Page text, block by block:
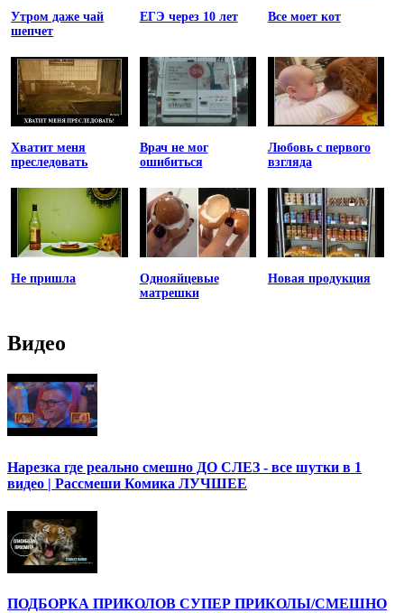
Утром даже чай
шепчет
ЕГЭ через 10 лет Все моет кот
Хватит меня
преследовать
Врач не мог
ошибиться
Любовь с первого
взгляда
Не пришла
Однояйцевые
матрешки
Новая продукция
Видео
Нарезка где реально смешно ДО СЛЕЗ - все шутки в 1
видео | Рассмеши Комика ЛУЧШЕЕ
ПОДБОРКА ПРИКОЛОВ СУПЕР ПРИКОЛЫ/СМЕШНО